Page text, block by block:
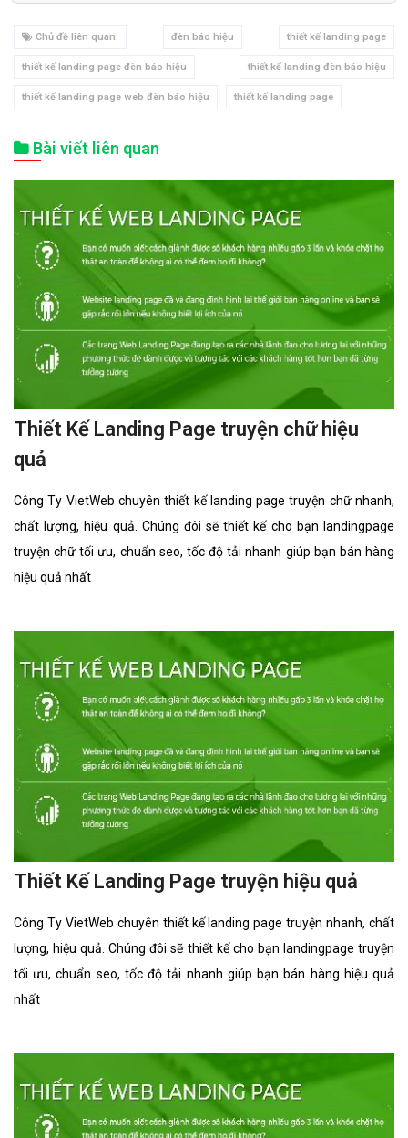
Chủ đề liên quan: đèn báo hiệu thiết kế landing page
thiết kế landing page đèn báo hiệu thiết kế landing đèn báo hiệu
thiết kế landing page web đèn báo hiệu thiết kế landing page
Bài viết liên quan
Thiết Kế Landing Page truyện chữ hiệu
quả
Công Ty VietWeb chuyên thiết kế landing page truyện chữ nhanh,
chất lượng, hiệu quả. Chúng đôi sẽ thiết kế cho bạn landingpage
truyện chữ tối ưu, chuẩn seo, tốc độ tải nhanh giúp bạn bán hàng
hiệu quả nhất
Thiết Kế Landing Page truyện hiệu quả
Công Ty VietWeb chuyên thiết kế landing page truyện nhanh, chất
lượng, hiệu quả. Chúng đôi sẽ thiết kế cho bạn landingpage truyện
tối ưu, chuẩn seo, tốc độ tải nhanh giúp bạn bán hàng hiệu quả
nhất